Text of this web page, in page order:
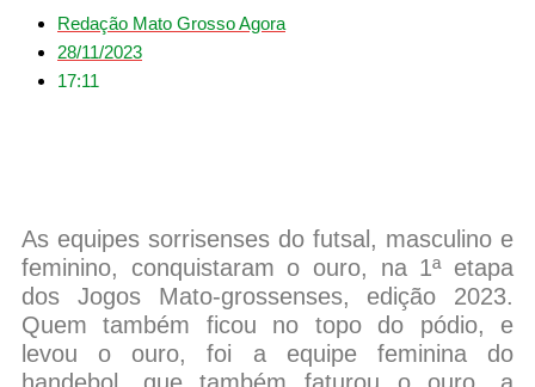
Redação Mato Grosso Agora
28/11/2023
17:11
As equipes sorrisenses do futsal, masculino e
feminino, conquistaram o ouro, na 1ª etapa
dos Jogos Mato-grossenses, edição 2023.
Quem também ficou no topo do pódio, e
levou o ouro, foi a equipe feminina do